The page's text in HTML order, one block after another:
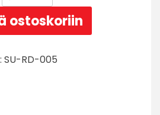
ostoskoriin
SU-RD-005